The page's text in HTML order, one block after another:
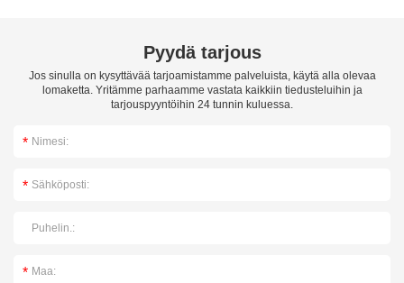
Pyydä tarjous
Jos sinulla on kysyttävää tarjoamistamme palveluista, käytä alla olevaa
lomaketta. Yritämme parhaamme vastata kaikkiin tiedusteluihin ja
tarjouspyyntöihin 24 tunnin kuluessa.